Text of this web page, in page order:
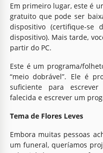
Em primeiro lugar, este é
gratuito que pode ser
dispositivo (certifique-
dispositivo). Mais tarde,
partir do PC.
Este é um programa/
“meio dobrável”. Ele é
suficiente para
falecida e escrever um
Tema de Flores Leves
Embora muitas pessoas
um funeral, queríamos